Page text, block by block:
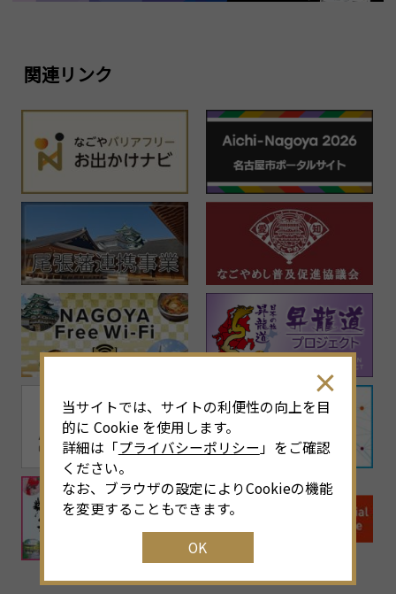
関連リンク
当サイトでは、サイトの利便性の向上を目
的に Cookie を使用します。
詳細は「プライバシーポリシー 」をご確認
ください。
なお、ブラウザの設定によりCookieの機能
を変更することもできます。
OK